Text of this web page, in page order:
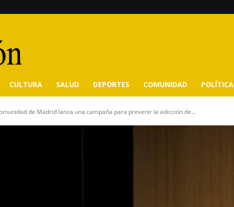
CULTURA SALUD DEPORTES COMUNIDAD POLÍTICA
de Madrid lanza una campaña para prevenir la adicción de...